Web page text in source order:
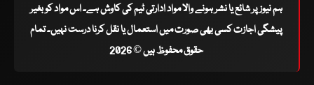
ہم نیوز پر شائع یا نشر ہونے والا مواد ادارتی ٹیم کی کاوش ہے۔ اس مواد کو بغیر
پیشگی اجازت کسی بھی صورت میں استعمال یا نقل کرنا درست نہیں۔ تمام
حقوق محفوظ ہیں © 2026